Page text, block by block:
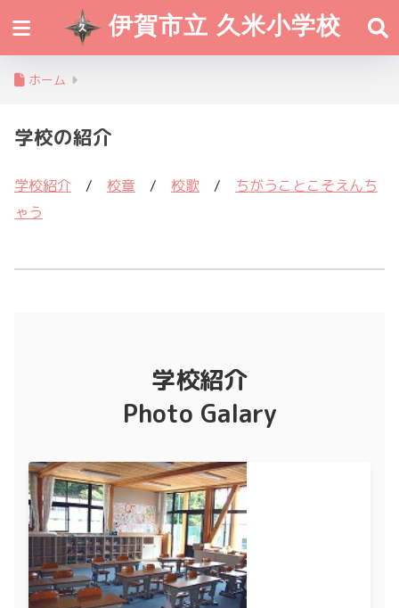
伊賀市立 久米小学校
ホーム
学校の紹介
学校紹介 / 校章 / 校歌 / ちがうことこそえんち
ゃう
学校紹介
Photo Galary